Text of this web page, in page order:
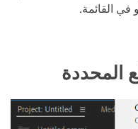
في القائمة.